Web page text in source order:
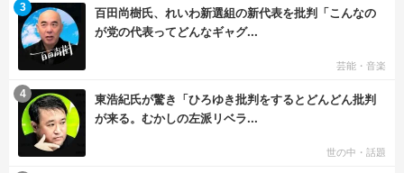
百田尚樹氏、れいわ新選組の新代表を批判「こんなの
が党の代表ってどんなギャグ...
芸能・音楽
3
東浩紀氏が驚き「ひろゆき批判をするとどんどん批判
が来る。むかしの左派リベラ...
世の中・話題
4